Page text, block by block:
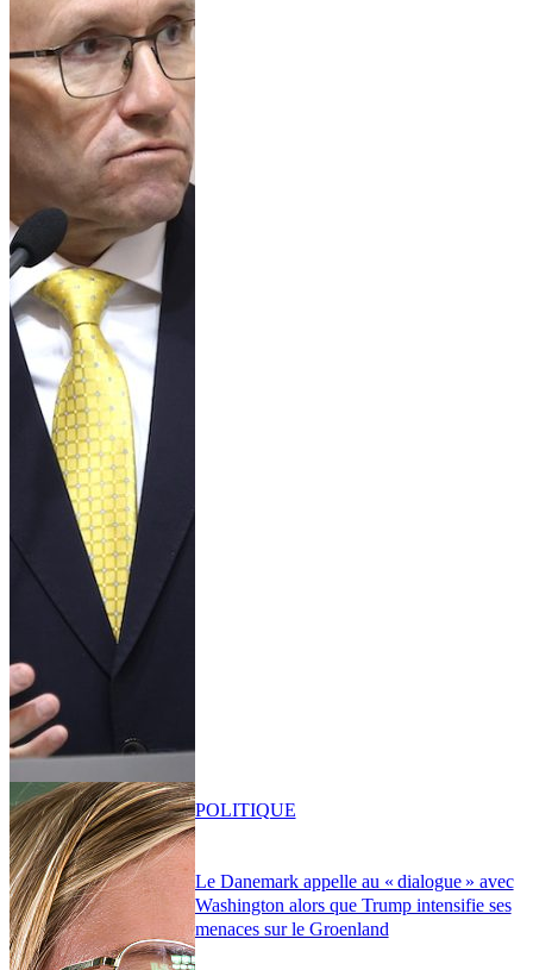
Le Danemark appelle au « dialogue » avec
Washington alors que Trump intensifie ses
menaces sur le Groenland
POLITIQUE